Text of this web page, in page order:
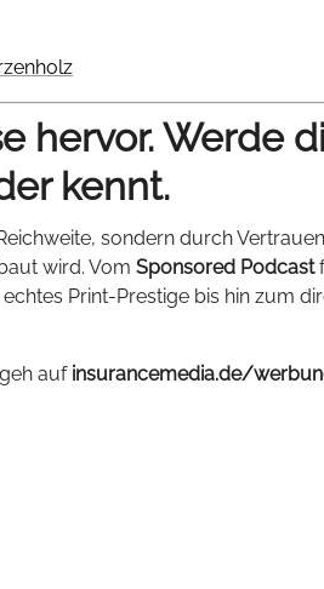
hervor. Werde
kennt.
sondern durch
wird. Vom Sponsored Podcast
Print-Prestige bis hin zum
auf insurancemedia.de/